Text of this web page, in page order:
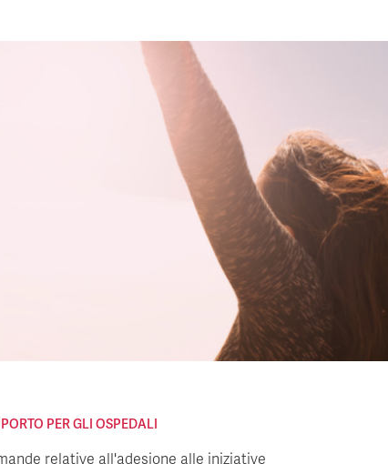
PER GLI OSPEDALI
relative all'adesione alle iniziative